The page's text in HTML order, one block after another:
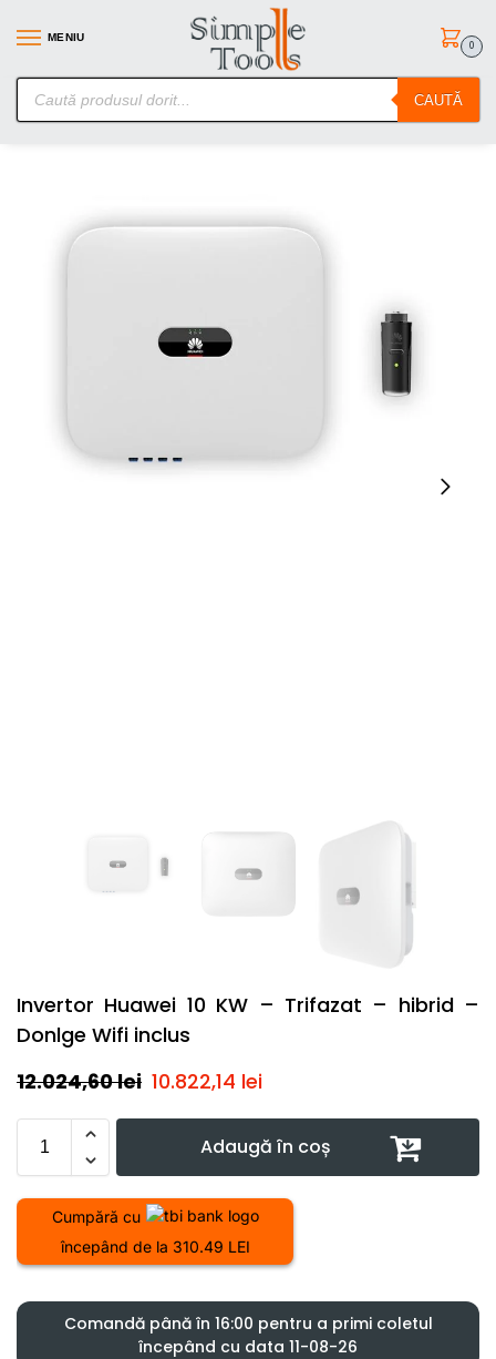
MENIU
CAUTĂ
0
SimpleTools.ro – Gasesti orice – Comanzi simplu
Prima pagină
Uz casnic Panouri Solare Invertor Huawei 10 KW – Trifazat – hibrid – Donlge Wifi inclus
Invertor Huawei 10 KW – Trifazat – hibrid –
Donlge Wifi inclus
12.024,60lei 10.822,14 lei
Adaugă în coș
Cumpără cu
începând de la 310.49 LEI
Comandă până în 16:00 pentru a primi coletul
începând cu data 11-08-26